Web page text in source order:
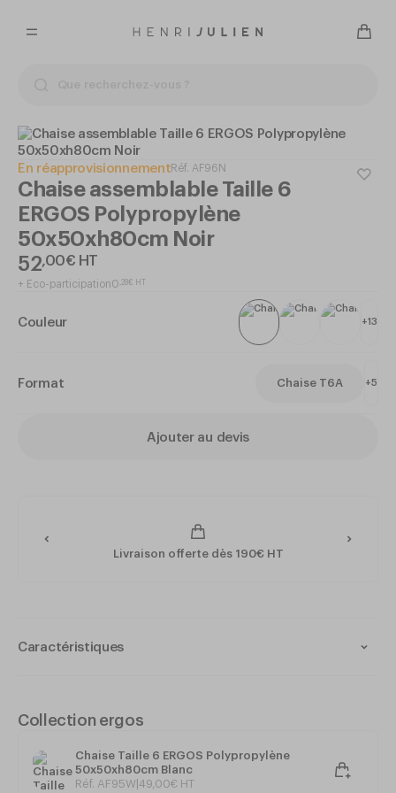
En réapprovisionnementRéf. AF96N
Chaise assemblable Taille 6
ERGOS Polypropylène
50x50xh80cm Noir
52,00€ HT
+ Eco-participation0 ,28€ HT
Couleur +13
Format Chaise T6A +5
Ajouter au devis
Livraison offerte dès 190€ HT
Caractéristiques
Intérieur et extérieur
Monobloc - Très résistant
Très stable et de grande sécurité
Système antibasculement
Collection ergos
Chaise Taille 6 ERGOS Polypropylène
50x50xh80cm Blanc
Réf. AF95W 49 00€ HT